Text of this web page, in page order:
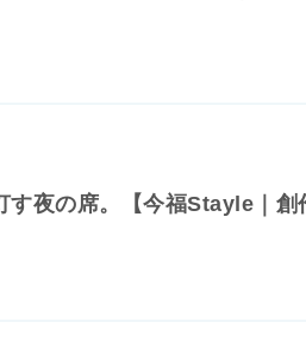
す夜の席。【今福Stayle｜創